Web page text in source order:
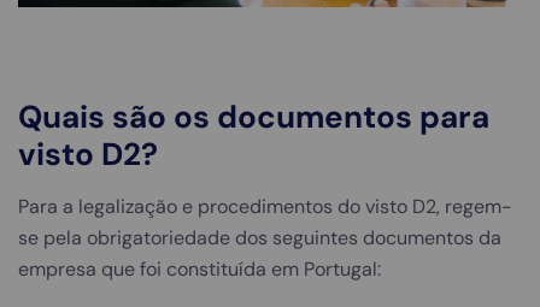
Quais são os documentos para
visto D2?
Para a legalização e procedimentos do visto D2, regem-
se pela obrigatoriedade dos seguintes documentos da
empresa que foi constituída em Portugal: